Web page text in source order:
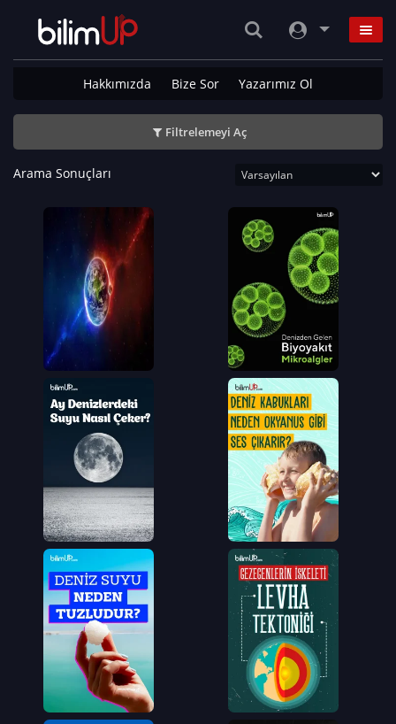
Hakkımızda Bize Sor Yazarımız Ol
Filtrelemeyi Aç
Arama Sonuçları